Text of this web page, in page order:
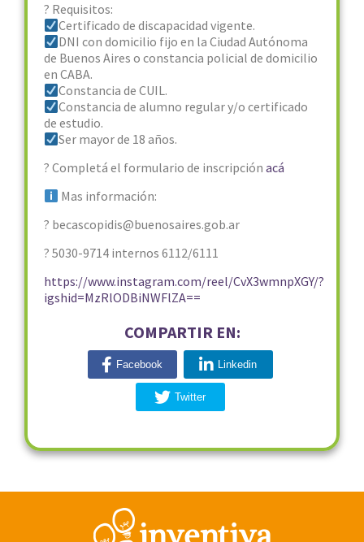
? Requisitos:
Certificado de discapacidad vigente.
DNI con domicilio fijo en la Ciudad Autónoma
de Buenos Aires o constancia policial de domicilio
en CABA.
Constancia de CUIL.
Constancia de alumno regular y/o certificado
de estudio.
Ser mayor de 18 años.
? Completá el formulario de inscripción acá
Mas información:
? becascopidis@buenosaires.gob.ar
? 5030-9714 internos 6112/6111
https://www.instagram.com/reel/CvX3wmnpXGY/?
igshid=MzRlODBiNWFlZA==
COMPARTIR EN:
Facebook Linkedin
Twitter